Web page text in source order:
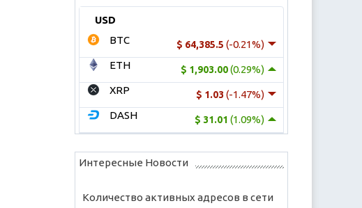
USD
$ 64,385.5 (-0.21%)
BTC
$ 1,903.00(0.29%)
ETH
$ 1.03 (-1.47%)
XRP
$ 31.01 (1.09%)
DASH
Интересные Новости
Количество активных адресов в сети